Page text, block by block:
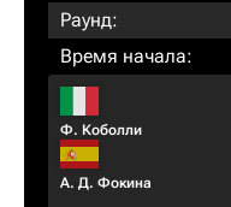
Раунд:
Время начала:
Ф. Коболли
А. Д. Фокина